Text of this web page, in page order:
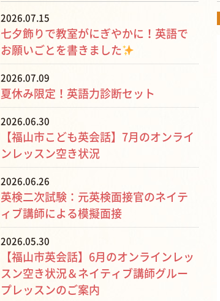
2026.07.15
七夕飾りで教室がにぎやかに！英語で
お願いごとを書きました
2026.07.09
夏休み限定！英語力診断セット
2026.06.30
【福山市こども英会話】7月のオンライ
ンレッスン空き状況
2026.06.26
英検二次試験：元英検面接官のネイテ
ィブ講師による模擬面接
2026.05.30
【福山市英会話】6月のオンラインレッ
スン空き状況＆ネイティブ講師グルー
プレッスンのご案内